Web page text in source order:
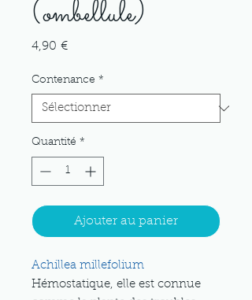
(ombellule)
4,90 €Prix
Contenance *
Quantité *
Ajouter au panier
Achillea millefolium
Hémostatique, elle est connue